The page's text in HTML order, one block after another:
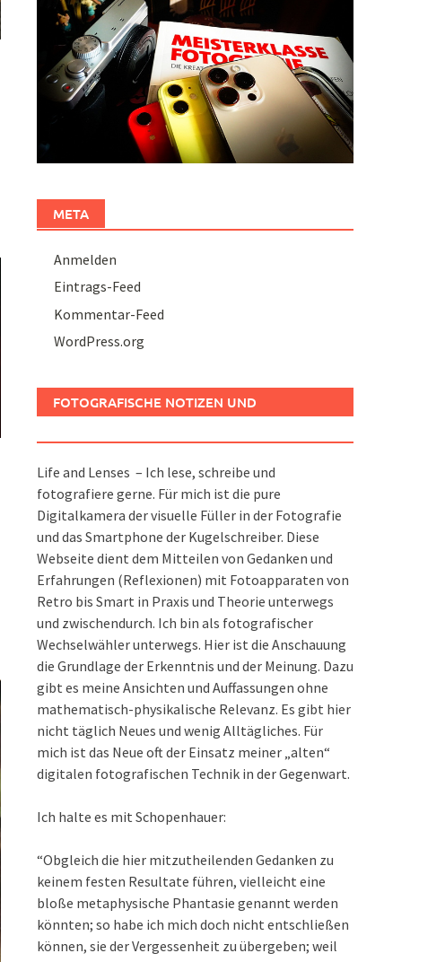
META
Anmelden
Eintrags-Feed
Kommentar-Feed
WordPress.org
FOTOGRAFISCHE NOTIZEN UND
Life and Lenses – Ich lese, schreibe und
fotografiere gerne. Für mich ist die pure
Digitalkamera der visuelle Füller in der Fotografie
und das Smartphone der Kugelschreiber. Diese
Webseite dient dem Mitteilen von Gedanken und
Erfahrungen (Reflexionen) mit Fotoapparaten von
Retro bis Smart in Praxis und Theorie unterwegs
und zwischendurch. Ich bin als fotografischer
Wechselwähler unterwegs. Hier ist die Anschauung
die Grundlage der Erkenntnis und der Meinung. Dazu
gibt es meine Ansichten und Auffassungen ohne
mathematisch-physikalische Relevanz. Es gibt hier
nicht täglich Neues und wenig Alltägliches. Für
mich ist das Neue oft der Einsatz meiner „alten“
digitalen fotografischen Technik in der Gegenwart.
Ich halte es mit Schopenhauer:
“Obgleich die hier mitzutheilenden Gedanken zu
keinem festen Resultate führen, vielleicht eine
bloße metaphysische Phantasie genannt werden
könnten; so habe ich mich doch nicht entschließen
können, sie der Vergessenheit zu übergeben; weil